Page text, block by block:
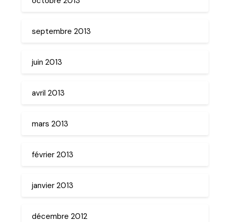
septembre 2013
juin 2013
avril 2013
mars 2013
février 2013
janvier 2013
décembre 2012